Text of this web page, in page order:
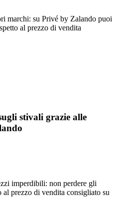
marchi: su Privé by Zalando puoi
al prezzo di vendita
stivali grazie alle
imperdibili: non perdere gli
prezzo di vendita consigliato su